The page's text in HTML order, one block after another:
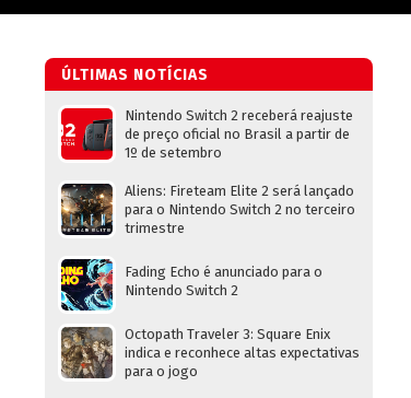
ÚLTIMAS NOTÍCIAS
Nintendo Switch 2 receberá reajuste
de preço oficial no Brasil a partir de
1º de setembro
Aliens: Fireteam Elite 2 será lançado
para o Nintendo Switch 2 no terceiro
trimestre
Fading Echo é anunciado para o
Nintendo Switch 2
Octopath Traveler 3: Square Enix
indica e reconhece altas expectativas
para o jogo